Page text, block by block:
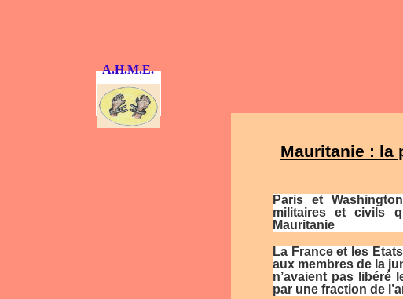
A.H.M.E.
Mauritanie : la
Paris et
militaires et civils
Mauritanie
La Franceet les
aux membres de la
n’avaient pas libéré
par une fraction de